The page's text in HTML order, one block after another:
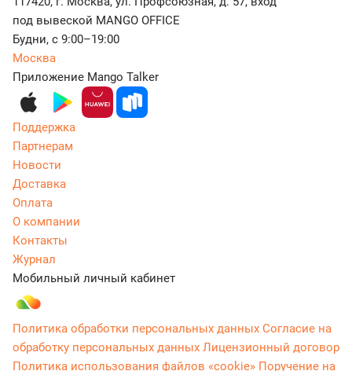
под вывеской MANGO OFFICE
Будни, с 9:00–19:00
Москва
Приложение Mango Talker
Поддержка
Партнерам
Новости
Доставка
Оплата
О компании
Контакты
Журнал
Мобильный личный кабинет
Политика обработки персональных данных Согласие на
обработку персональных данных Лицензионный договор
Политика использования файлов «cookie» Поручение на